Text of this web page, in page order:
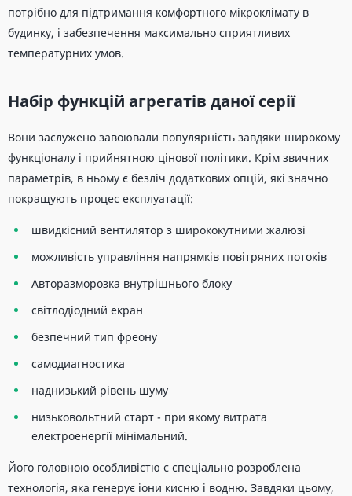
потрібно для підтримання комфортного мікроклімату в
будинку, і забезпечення максимально сприятливих
температурних умов.
Набір функцій агрегатів даної серії
Вони заслужено завоювали популярність завдяки широкому
функціоналу і прийнятною цінової політики. Крім звичних
параметрів, в ньому є безліч додаткових опцій, які значно
покращують процес експлуатації:
швидкісний вентилятор з ширококутними жалюзі
можливість управління напрямків повітряних потоків
Авторазморозка внутрішнього блоку
світлодіодний екран
безпечний тип фреону
самодиагностика
наднизький рівень шуму
низьковольтний старт - при якому витрата
електроенергії мінімальний.
Його головною особливістю є спеціально розроблена
технологія, яка генерує іони кисню і водню. Завдяки цьому,